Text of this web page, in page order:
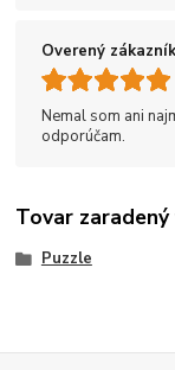
Overený zákazník
Nemal som ani
odporúčam.
Tovar
Puzzle